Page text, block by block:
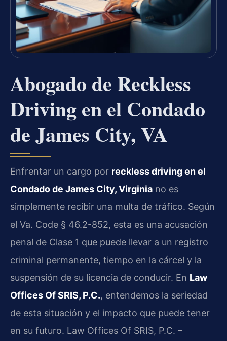
Abogado de Reckless
Driving en el Condado
de James City, VA
Enfrentar un cargo por reckless driving en el
Condado de James City, Virginia no es
simplemente recibir una multa de tráfico. Según
el Va. Code § 46.2-852, esta es una acusación
penal de Clase 1 que puede llevar a un registro
criminal permanente, tiempo en la cárcel y la
suspensión de su licencia de conducir. En Law
Offices Of SRIS, P.C., entendemos la seriedad
de esta situación y el impacto que puede tener
en su futuro. Law Offices Of SRIS, P.C. –